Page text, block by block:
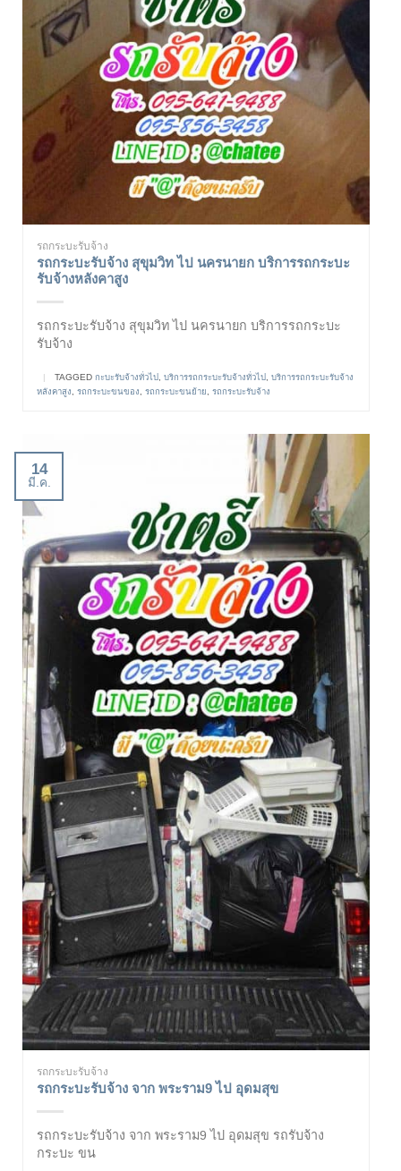
รถกระบะรับจ้าง
รถกระบะรับจ้าง สุขุมวิท ไป นครนายก บริการรถกระบะ
รับจ้างหลังคาสูง
รถกระบะรับจ้าง สุขุมวิท ไป นครนายก บริการรถกระบะ
รับจ้าง
| TAGGED กะบะรับจ้างทั่วไป บริการรถกระบะรับจ้างทั่วไป
บริการรถกระบะรับจ้าง
หลังคาสูง
รถกระบะขนของ รถกระบะขนย้าย รถกระบะรับจ้าง
14
มี.ค.
รถกระบะรับจ้าง
รถกระบะรับจ้าง จาก พระราม9 ไป อุดมสุข
รถกระบะรับจ้าง จาก พระราม9 ไป อุดมสุข รถรับจ้าง
กระบะ ขน